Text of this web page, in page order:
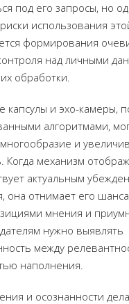
под его запросы, но
использования
формирования
над личными
обработки.
капсулы и эхо-камеры,
алгоритмами,
и
Когда механизм
актуальным
она отнимает его
мнения и
нужно выявлять
между
наполнения.
и осознанности